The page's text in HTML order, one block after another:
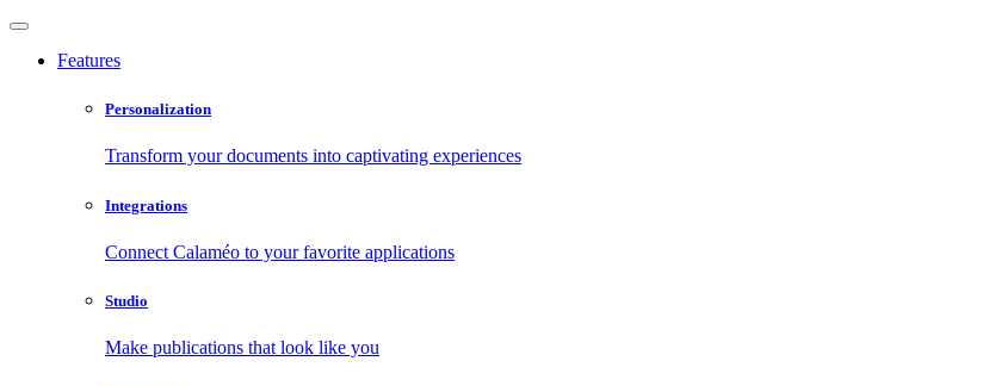
Features
Personalization
Transform your documents into captivating experiences
Integrations
Connect Calaméo to your favorite applications
Studio
Make publications that look like you